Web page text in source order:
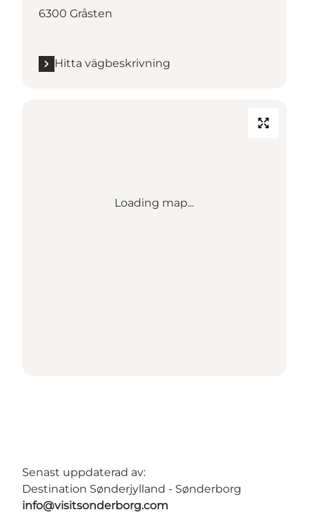
6300 Gråsten
Hitta vägbeskrivning
Loading map...
Senast uppdaterad av:
Destination Sønderjylland - Sønderborg
info@visitsonderborg.com